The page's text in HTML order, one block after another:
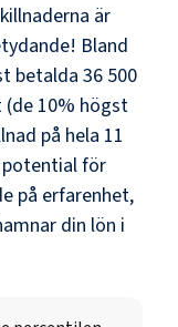
är
Bland
betalda 36 500
10% högst
på hela 11
för
på erfarenhet,
din lön i